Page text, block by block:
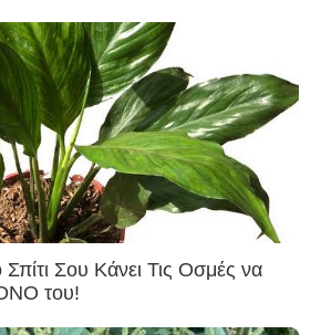
Σου Κάνει Τις Οσμές να
του!